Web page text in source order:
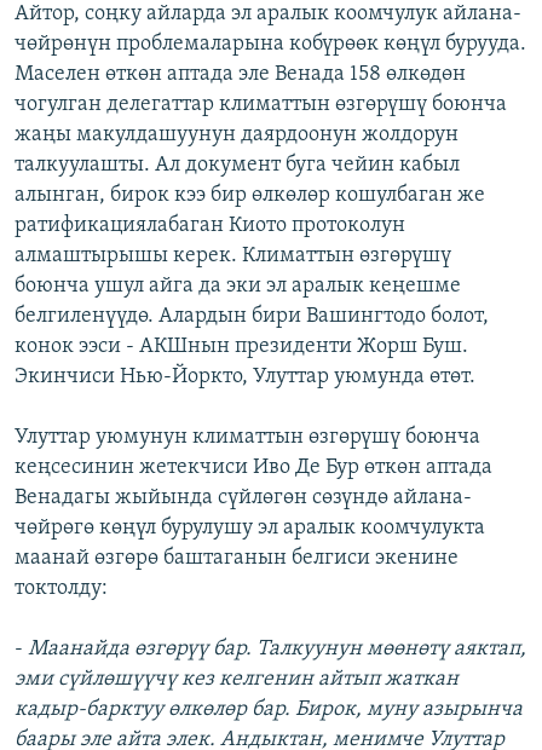
Айтор, соңку айларда эл аралык коомчулук айлана-
чөйрөнүн проблемаларына кобүрөөк көңүл бурууда.
Маселен өткөн аптада эле Венада 158 өлкөдөн
чогулган делегаттар климаттын өзгөрүшү боюнча
жаңы макулдашуунун даярдоонун жолдорун
талкуулашты. Ал документ буга чейин кабыл
алынган, бирок кээ бир өлкөлөр кошулбаган же
ратификациялабаган Киото протоколун
алмаштырышы керек. Климаттын өзгөрүшү
боюнча ушул айга да эки эл аралык кеңешме
белгиленүүдө. Алардын бири Вашингтодо болот,
конок ээси - АКШнын президенти Жорш Буш.
Экинчиси Нью-Йоркто, Улуттар уюмунда өтөт.
Улуттар уюмунун климаттын өзгөрүшү боюнча
кеңсесинин жетекчиси Иво Де Бур өткөн аптада
Венадагы жыйында сүйлөгөн сөзүндө айлана-
чөйрөгө көңүл бурулушу эл аралык коомчулукта
маанай өзгөрө баштаганын белгиси экенине
токтолду:
- Маанайда өзгөрүү бар. Талкуунун мөөнөтү аяктап,
эми сүйлөшүүчү кез келгенин айтып жаткан
кадыр-барктуу өлкөлөр бар. Бирок, муну азырынча
баары эле айта элек. Андыктан, менимче Улуттар